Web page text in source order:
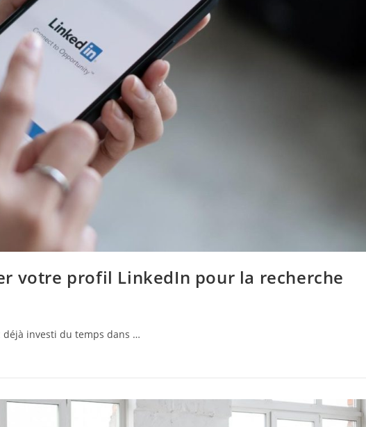
votre profil LinkedIn pour la recherche
déjà investi du temps dans …